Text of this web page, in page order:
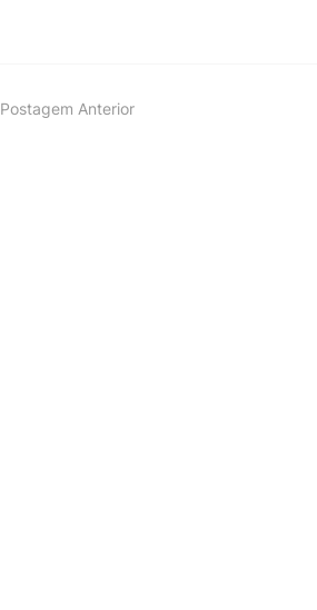
Postagem Anterior